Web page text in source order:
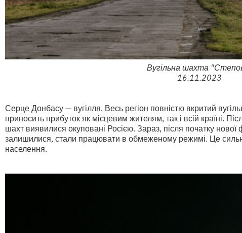
Вугільна шахта
16.11.2023
Серце Донбасу — вугілля. Весь регіон повністю вкритий
приносить прибуток як місцевим жителям, так і всій країні.
шахт виявилися окуповані Росією. Зараз, після початку
залишилися, стали працювати в обмеженому режимі. Це
населення.